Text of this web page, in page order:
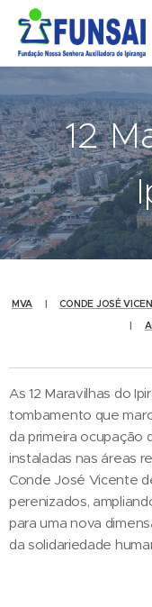
12
MVA | CONDE JOSÉ
|
As 12 Maravilhas do
tombamento que
da primeira ocupação
instaladas nas áreas
Conde José Vicente
perenizados,
para uma nova
da solidariedade